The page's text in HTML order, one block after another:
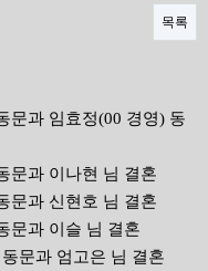
목록
문과 임효정(00 경영) 동
문과 이나현 님 결혼
문과 신현호 님 결혼
문과 이슬 님 결혼
문과 엄고은 님 결혼